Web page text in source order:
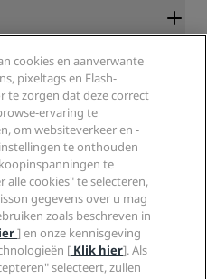
Rewards
cookies en aanverwante
pixeltags en Flash-
te zorgen dat deze correct
ervaring te
om websiteverkeer en -
te onthouden
te
alle cookies" te selecteren,
gegevens over u mag
zoals beschreven in
] en onze kennisgeving
[ Klik hier]. Als
selecteert, zullen